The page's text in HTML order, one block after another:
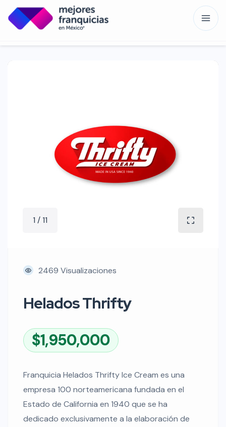
1 / 11
2469 Visualizaciones
Helados Thrifty
$1,950,000
Franquicia Helados Thrifty Ice Cream es una
empresa 100 norteamericana fundada en el
Estado de California en 1940 que se ha
dedicado exclusivamente a la elaboración de